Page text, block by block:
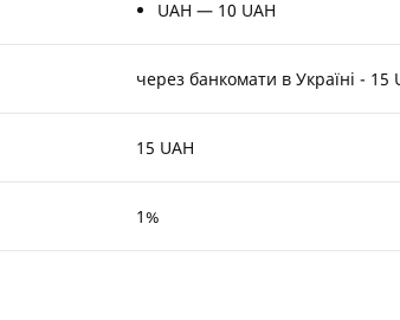
UAH — 10 UAH
через банкомати в Україні - 15
15 UAH
1%